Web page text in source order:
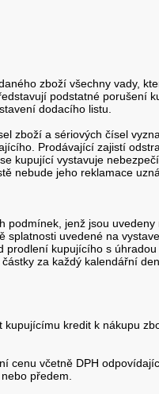
zboží všechny vady,
podstatné porušení
dodacího listu.
zboží a sériových čísel
Prodávající zajistí
kupující vystavuje
nebude jeho reklamace
podmínek, jenž jsou
uvedené na
kupujícího s
za každý kalendářní
kredit k nákupu
včetně DPH
předem.